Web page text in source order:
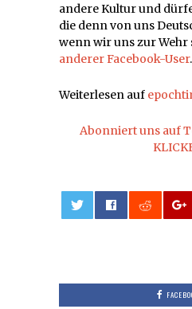
andere Kultur und
die denn von uns
wenn wir uns zur Wehr
anderer Facebook-User.
Weiterlesen auf
Abonniert uns auf